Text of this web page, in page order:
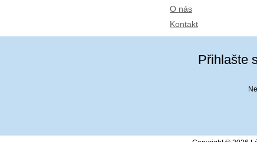
O nás
Kontakt
Přihlašte